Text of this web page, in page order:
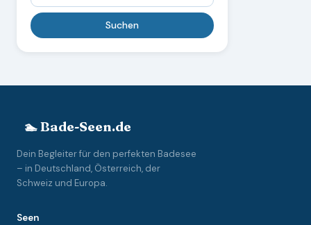
🏊 Bade-Seen.de
Dein Begleiter für den perfekten Badesee
– in Deutschland, Österreich, der
Schweiz und Europa.
Seen